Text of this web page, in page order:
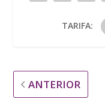
TARIFA:
ANTERIOR